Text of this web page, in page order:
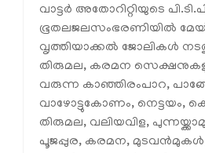
വാട്ടർ അതോറിറ്റിയുടെ
ഭൂതലജലസംഭരണിയിൽ മേയ്
വൃത്തിയാക്കൽ ജോലികൾ
തിരുമല, കരമന
വരുന്ന കാഞ്ഞിരംപാറ,
വാഴോട്ടുകോണം, നെട്ടയം,
തിരുമല, വലിയവിള,
പൂജപ്പുര, കരമന,